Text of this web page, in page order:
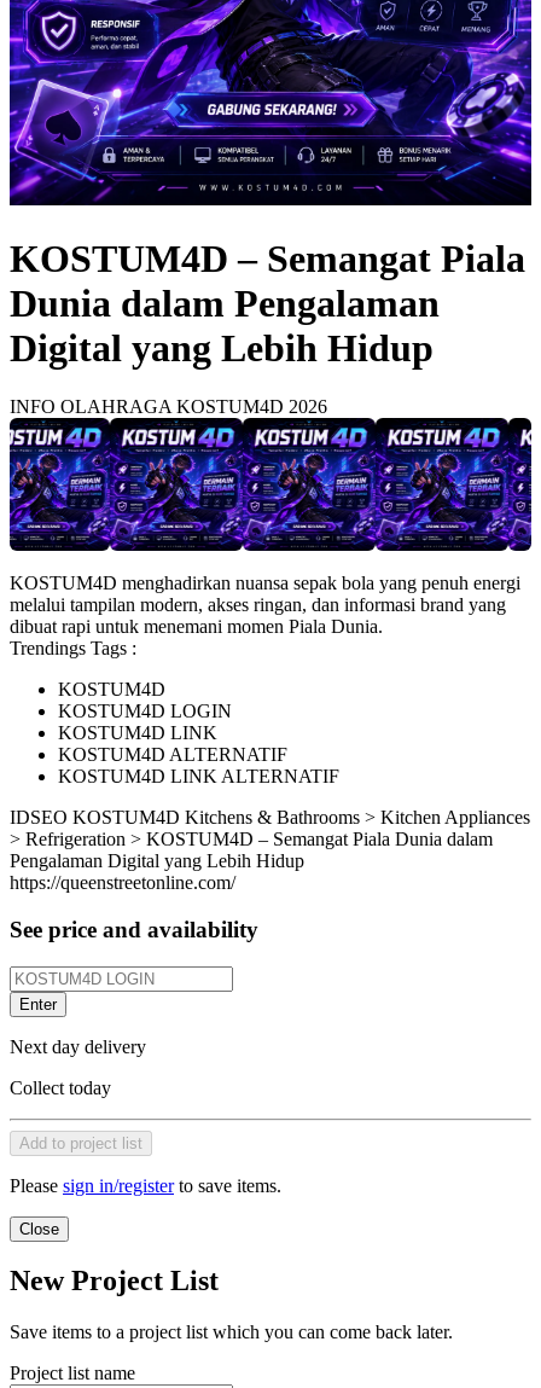
KOSTUM4D – Semangat Piala
Dunia dalam Pengalaman
Digital yang Lebih Hidup
INFO OLAHRAGA KOSTUM4D 2026
KOSTUM4D menghadirkan nuansa sepak bola yang penuh energi
melalui tampilan modern, akses ringan, dan informasi brand yang
dibuat rapi untuk menemani momen Piala Dunia.
Trendings Tags :
KOSTUM4D
KOSTUM4D LOGIN
KOSTUM4D LINK
KOSTUM4D ALTERNATIF
KOSTUM4D LINK ALTERNATIF
IDSEO KOSTUM4D Kitchens & Bathrooms > Kitchen Appliances
> Refrigeration > KOSTUM4D – Semangat Piala Dunia dalam
Pengalaman Digital yang Lebih Hidup
https://queenstreetonline.com/
See price and availability
Enter
Next day delivery
Collect today
Add to project list
Please sign in/registerto save items.
Close
New Project List
Save items to a project list which you can come back later.
Project list name